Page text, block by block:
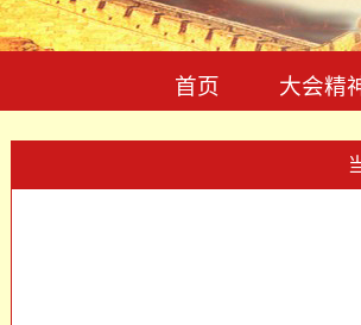
首页 大会精